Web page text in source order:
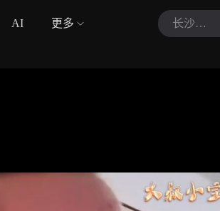
AI 更多 长沙芳芳